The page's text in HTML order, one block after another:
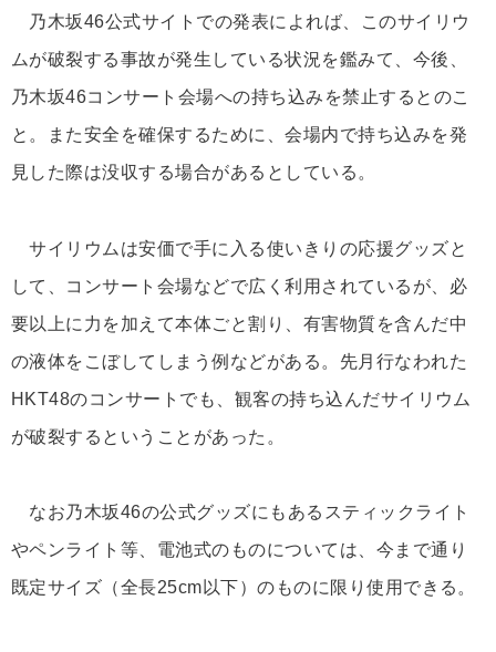
乃木坂46公式サイトでの発表によれば、このサイリウ
ムが破裂する事故が発生している状況を鑑みて、今後、
乃木坂46コンサート会場への持ち込みを禁止するとのこ
と。また安全を確保するために、会場内で持ち込みを発
見した際は没収する場合があるとしている。
サイリウムは安価で手に入る使いきりの応援グッズと
して、コンサート会場などで広く利用されているが、必
要以上に力を加えて本体ごと割り、有害物質を含んだ中
の液体をこぼしてしまう例などがある。先月行なわれた
HKT48のコンサートでも、観客の持ち込んだサイリウム
が破裂するということがあった。
なお乃木坂46の公式グッズにもあるスティックライト
やペンライト等、電池式のものについては、今まで通り
既定サイズ（全長25cm以下）のものに限り使用できる。